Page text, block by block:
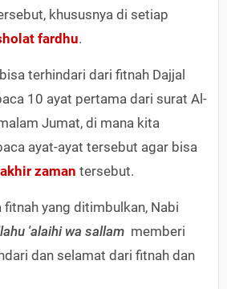
khususnya di setiap
fardhu.
terhindari dari fitnah Dajjal
10 ayat pertama dari surat Al-
Jumat, di mana kita
ayat-ayat tersebut agar bisa
akhir zaman tersebut.
fitnah yang ditimbulkan, Nabi
'alaihi wa sallam memberi
dan selamat dari fitnah dan